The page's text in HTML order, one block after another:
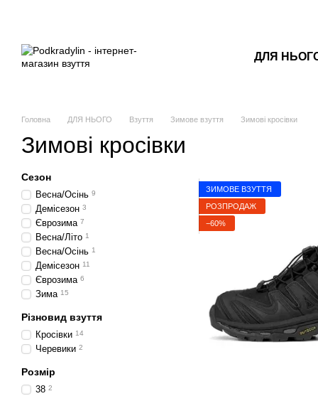
ДЛЯ
Головна ДЛЯ НЬОГО Взуття Зимове взуття Зимові кросівки
Зимові кросівки
ЗИМОВЕ ВЗУТТЯ
РОЗПРОДАЖ
−60%
Сезон
Весна/Осінь 9
Демісезон 3
Єврозима 7
Весна/Літо 1
Весна/Осінь 1
Демісезон 11
Єврозима 6
Зима 15
Різновид взуття
Кросівки 14
Черевики 2
Розмір
38 2